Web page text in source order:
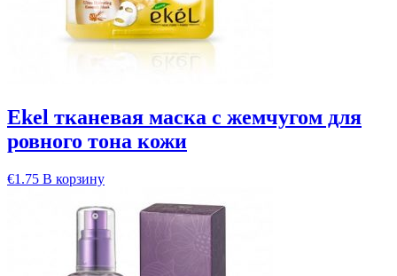
Ekel тканевая маска с жемчугом для
ровного тона кожи
€1.75 В корзину